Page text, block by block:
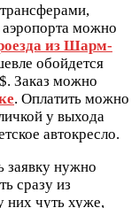
можно
из Шарм-
обойдется
Заказ можно
. Оплатить можно
у выхода
автокресло.
заявку нужно
сразу из
них чуть хуже,